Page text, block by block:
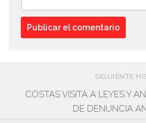
SIGUIENTE
COSTAS VISITA A LEYES Y
DE DENUNCIA